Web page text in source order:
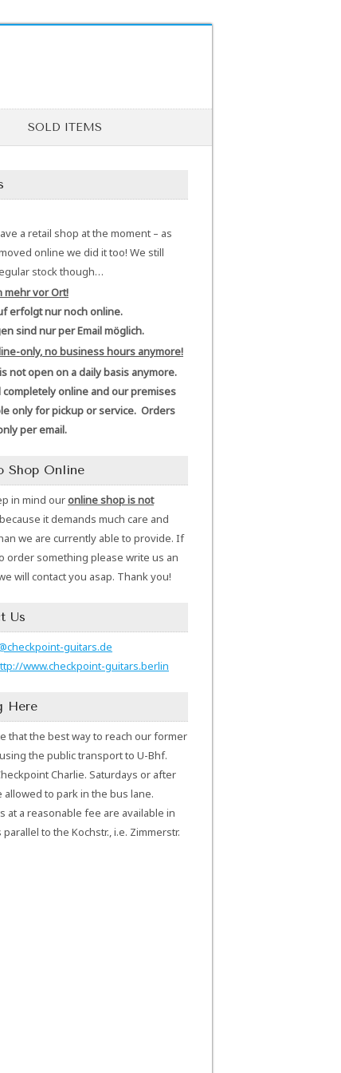
SOLD ITEMS
a retail shop at the moment – as
online we did it too! We still
stock though…
mehr vor Ort!
erfolgt nur noch online.
sind nur per Email möglich.
only, no business hours anymore!
not open on a daily basis anymore.
completely online and our premises
only for pickup or service. Orders
per email.
Shop Online
in mind ouronline shop is not
because it demands much care and
we are currently able to provide. If
order something please write us an
will contact you asap. Thank you!
Us
guitars.de
www.checkpoint-guitars.berlin
Here
that the best way to reach our former
the public transport to U-Bhf.
Charlie. Saturdays or after
allowed to park in the bus lane.
at a reasonable fee are available in
to the Kochstr., i.e. Zimmerstr.